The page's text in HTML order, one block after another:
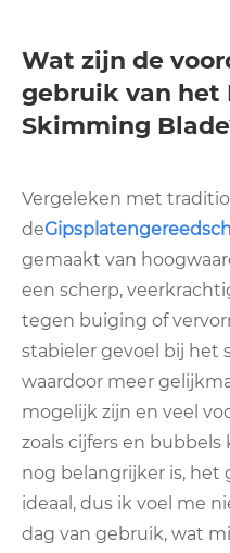
Wat zijn de
gebruik van het
Skimming
Vergeleken met
de
gemaakt van
een scherp,
tegen buiging of
stabieler gevoel bij het
waardoor meer
mogelijk zijn en veel
zoals cijfers en
nog belangrijker is, het
ideaal, dus ik voel me
dag van gebruik, wat